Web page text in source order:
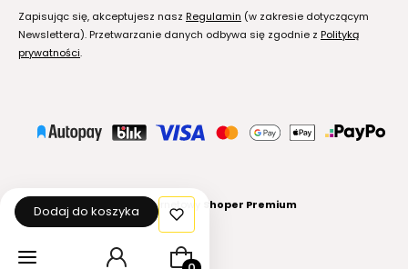
Zapisując się, akceptujesz nasz Regulamin (w zakresie dotyczącym
Newslettera). Przetwarzanie danych odbywa się zgodnie z Polityką
prywatności.
Sklep internetowy Shoper Premium
Dodaj do koszyka
Produkty w koszyku: 0. Zobacz